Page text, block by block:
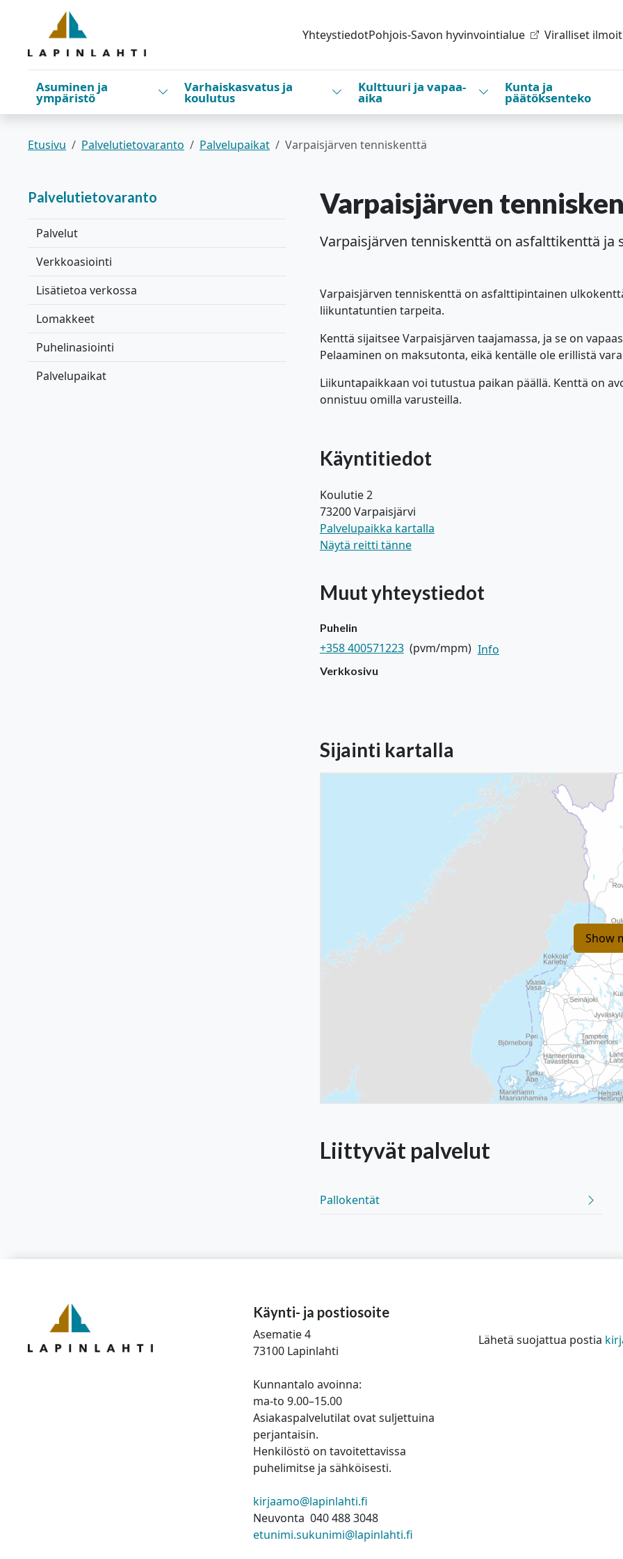
Siirry pääsisältöön
YhteystiedotPohjois-Savon hyvinvointialue Viralliset
Asuminen ja
ympäristö Vaihda alasvetovalikkoa
Varhaiskasvatus ja
koulutus Vaihda alasvetovalikkoa
Kulttuuri ja vapaa-
aika Vaihda alasvetovalikkoa
Kunta ja
päätöksenteko
Etusivu Palvelutietovaranto Palvelupaikat Varpaisjärven tenniskenttä
Palvelutietovaranto
Palvelut
Verkkoasiointi
Lisätietoa verkossa
Lomakkeet
Puhelinasiointi
Palvelupaikat
Varpaisjärven
Varpaisjärven tenniskenttä on asfalttikenttä ja
Varpaisjärven tenniskenttä on asfalttipintainen
liikuntatuntien tarpeita.
Kenttä sijaitsee Varpaisjärven taajamassa, ja se on
Pelaaminen on maksutonta, eikä kentälle ole erillistä
Liikuntapaikkaan voi tutustua paikan päällä. Kenttä on
onnistuu omilla varusteilla.
Käyntitiedot
Koulutie 2
73200 Varpaisjärvi
Palvelupaikka kartalla
Näytä reitti tänne
Muut yhteystiedot
Puhelin
+358 400571223 (pvm/mpm) Info
Verkkosivu
Sijainti kartalla
Show
Liittyvät palvelut
Pallokentät
Käynti- ja postiosoite
Asematie 4
73100 Lapinlahti
Kunnantalo avoinna:
ma-to 9.00–15.00
Asiakaspalvelutilat ovat suljettuina
perjantaisin.
Henkilöstö on tavoitettavissa
puhelimitse ja sähköisesti.
kirjaamo@lapinlahti.fi
Neuvonta 040 488 3048
etunimi.sukunimi@lapinlahti.fi
Lähetä suojattua postia